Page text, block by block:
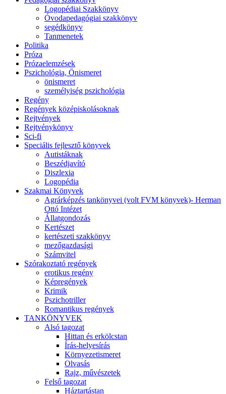
Logopédiai Szakkönyv
Óvodapedagógiai szakkönyv
segédkönyv
Tanmenetek
Politika
Próza
Prózaelemzések
Pszichológia, Önismeret
önismeret
személyiség pszichológia
Regény
Regények középiskolásoknak
Rejtvények
Rejtvénykönyv
Sci-fi
Speciális fejlesztő könyvek
Autistáknak
Beszédjavító
Diszlexia
Logopédia
Szakmai Könyvek
Agrárképzés tankönyvei (volt FVM könyvek)- Herman
Ottó Intézet
Állatgondozás
Kertészet
kertészeti szakkönyv
mezőgazdasági
Számvitel
Szórakoztató regények
erotikus regény
Képregények
Krimik
Pszichotriller
Romantikus regények
TANKÖNYVEK
Alsó tagozat
Hittan és erkölcstan
Írás-helyesírás
Környezetismeret
Olvasás
Rajz, művészetek
Felső tagozat
Háztartástan